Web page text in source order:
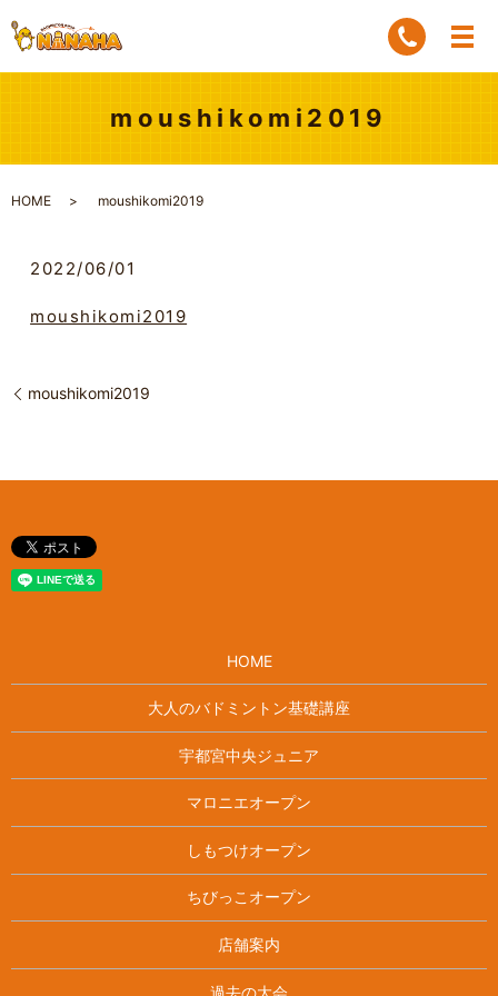
moushikomi2019
HOME moushikomi2019
2022/06/01
moushikomi2019
moushikomi2019
HOME
大人のバドミントン基礎講座
宇都宮中央ジュニア
マロニエオープン
しもつけオープン
ちびっこオープン
店舗案内
過去の大会